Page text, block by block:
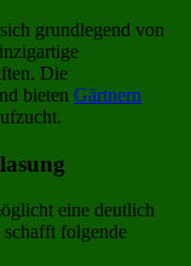
grundlegend von
Die
bieten Gärtnern
eine deutlich
folgende